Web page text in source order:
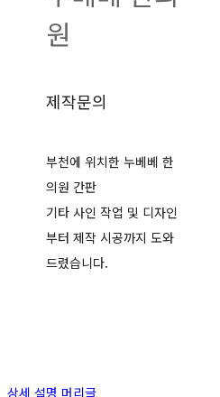
원
제작문의
부천에 위치한 누베베 한
의원 간판
기타 사인 작업 및 디자인
부터 제작 시공까지 도와
드렸습니다.
상세 설명 머리글